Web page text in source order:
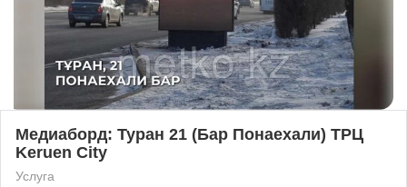
Медиаборд: Туран 21 (Бар Понаехали) ТРЦ
Keruen City
Услуга